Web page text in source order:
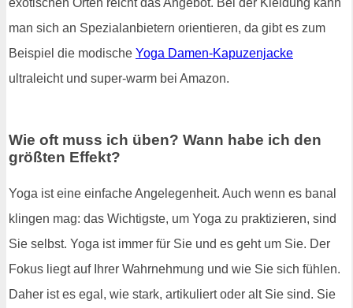
exotischen Orten reicht das Angebot. Bei der Kleidung kann
man sich an Spezialanbietern orientieren, da gibt es zum
Beispiel die modische Yoga Damen-Kapuzenjacke
ultraleicht und super-warm bei Amazon.
Wie oft muss ich üben? Wann habe ich den
größten Effekt?
Yoga ist eine einfache Angelegenheit. Auch wenn es banal
klingen mag: das Wichtigste, um Yoga zu praktizieren, sind
Sie selbst. Yoga ist immer für Sie und es geht um Sie. Der
Fokus liegt auf Ihrer Wahrnehmung und wie Sie sich fühlen.
Daher ist es egal, wie stark, artikuliert oder alt Sie sind. Sie